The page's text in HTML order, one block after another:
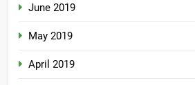
June 2019
May 2019
April 2019